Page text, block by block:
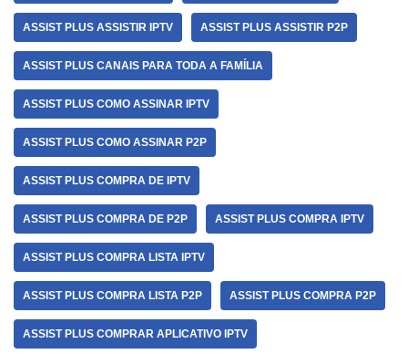
ASSIST PLUS ASSISTIR IPTV ASSIST PLUS ASSISTIR P2P
ASSIST PLUS CANAIS PARA TODA A FAMÍLIA
ASSIST PLUS COMO ASSINAR IPTV
ASSIST PLUS COMO ASSINAR P2P
ASSIST PLUS COMPRA DE IPTV
ASSIST PLUS COMPRA DE P2P ASSIST PLUS COMPRA IPTV
ASSIST PLUS COMPRA LISTA IPTV
ASSIST PLUS COMPRA LISTA P2P ASSIST PLUS COMPRA P2P
ASSIST PLUS COMPRAR APLICATIVO IPTV